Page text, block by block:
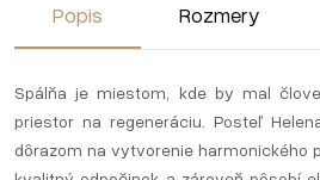
Popis Rozmery
Spálňa je miestom, kde by mal
priestor na regeneráciu. Posteľ
dôrazom na vytvorenie harmonického